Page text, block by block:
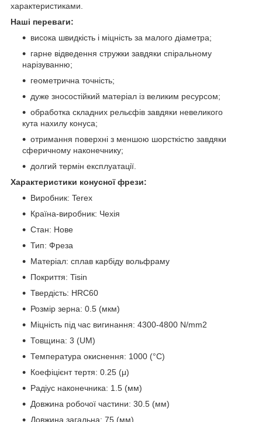
характеристиками.
Наші переваги:
висока швидкість і міцність за малого діаметра;
гарне відведення стружки завдяки спіральному
нарізуванню;
геометрична точність;
дуже зносостійкий матеріал із великим ресурсом;
обработка складних рельєфів завдяки невеликого
кута нахилу конуса;
отримання поверхні з меншою шорсткістю завдяки
сферичному наконечнику;
долгий термін експлуатації.
Характеристики конусної фрези:
Виробник: Terex
Країна-виробник: Чехія
Стан: Нове
Тип: Фреза
Матеріал: сплав карбіду вольфраму
Покриття: Tisin
Твердість: HRC60
Розмір зерна: 0.5 (мкм)
Міцність під час вигинання: 4300-4800 N/mm2
Товщина: 3 (UM)
Температура окиснення: 1000 (°C)
Коефіцієнт тертя: 0.25 (μ)
Радіус наконечника: 1.5 (мм)
Довжина робочої частини: 30.5 (мм)
Довжина загальна: 75 (мм)